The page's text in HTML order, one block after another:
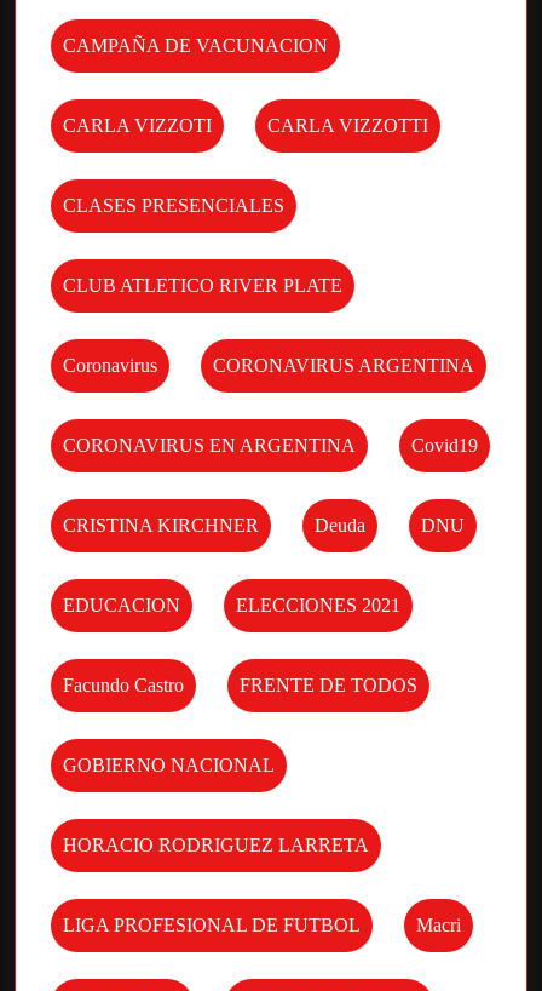
CAMPAÑA DE VACUNACION
CARLA VIZZOTI CARLA VIZZOTTI
CLASES PRESENCIALES
CLUB ATLETICO RIVER PLATE
Coronavirus CORONAVIRUS ARGENTINA
CORONAVIRUS EN ARGENTINA Covid19
CRISTINA KIRCHNER Deuda DNU
EDUCACION ELECCIONES 2021
Facundo Castro FRENTE DE TODOS
GOBIERNO NACIONAL
HORACIO RODRIGUEZ LARRETA
LIGA PROFESIONAL DE FUTBOL Macri